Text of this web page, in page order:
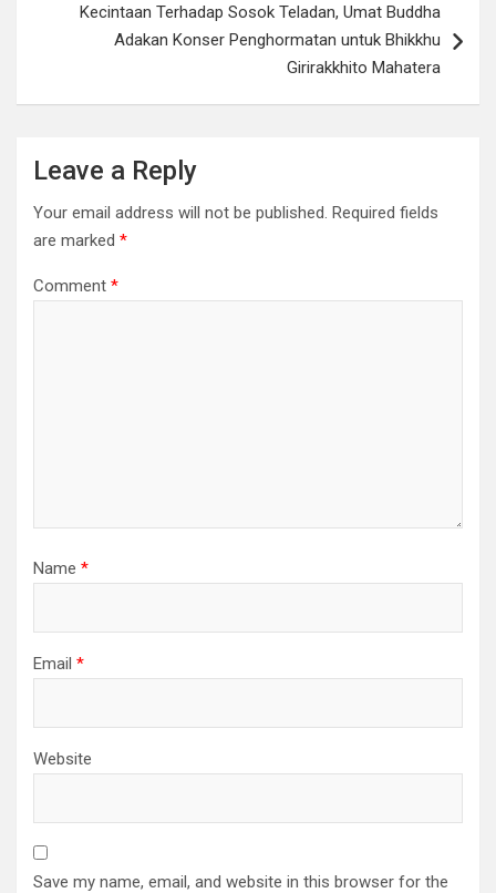
Kecintaan Terhadap Sosok Teladan, Umat Buddha
Adakan Konser Penghormatan untuk Bhikkhu
Girirakkhito Mahatera
Leave a Reply
Your email address will not be published. Required fields
are marked *
Comment *
Name *
Email *
Website
Save my name, email, and website in this browser for the